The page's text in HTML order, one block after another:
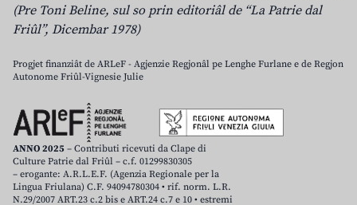
(Pre Toni Beline, sul so prin editoriâl de “La Patrie dal
Friûl”, Dicembar 1978)
Progjet finanziât de ARLeF - Agjenzie Regjonâl pe Lenghe Furlane e de Regjon
Autonome Friûl-Vignesie Julie
ANNO 2025 – Contributi ricevuti da Clape di
Culture Patrie dal Friûl – c.f. 01299830305
– erogante: A.R.L.E.F. (Agenzia Regionale per la
Lingua Friulana) C.F. 94094780304 • rif. norm. L.R.
N.29/2007 ART.23 c.2 bis e ART.24 c.7 e 10 • estremi